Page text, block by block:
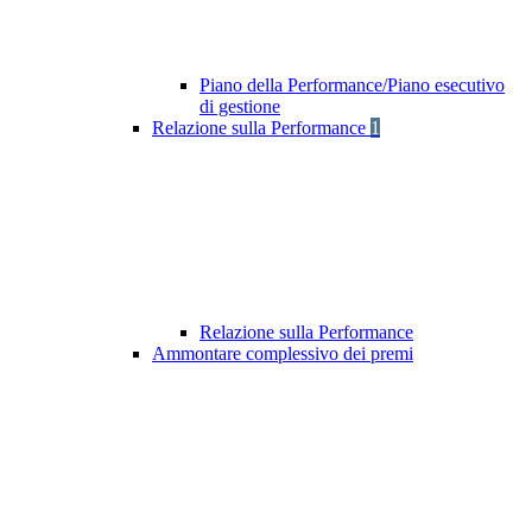
Piano della Performance/Piano esecutivo
di gestione
Relazione sulla Performance 1
Relazione sulla Performance
Ammontare complessivo dei premi